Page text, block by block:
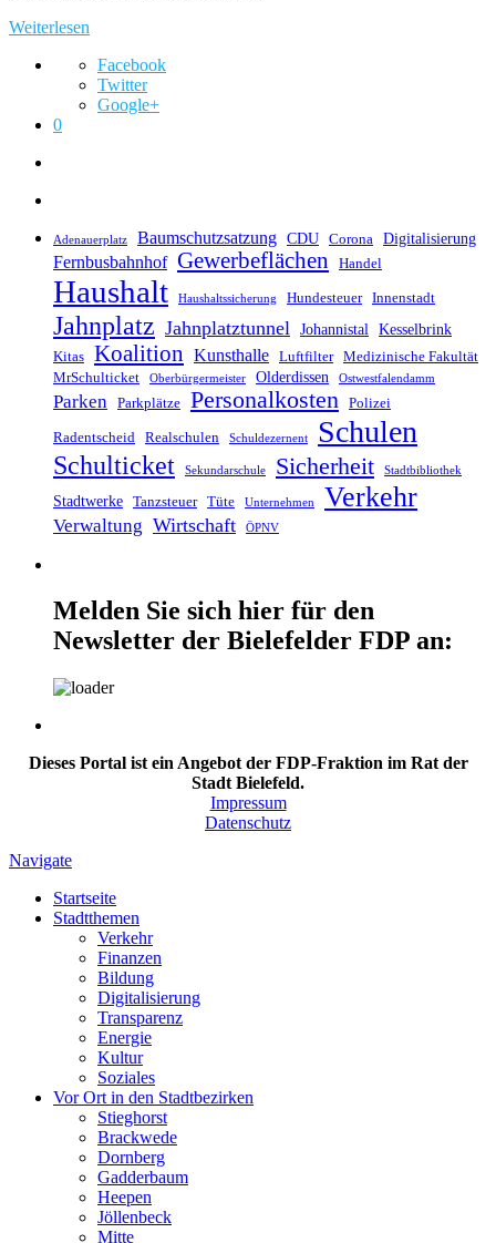
Weiterlesen
Facebook
Twitter
Google+
0
Adenauerplatz Baumschutzsatzung CDU Corona Digitalisierung
Fernbusbahnhof Gewerbeflächen Handel
Haushalt Haushaltssicherung Hundesteuer Innenstadt
Jahnplatz Jahnplatztunnel Johannistal Kesselbrink
Kitas Koalition Kunsthalle Luftfilter
Medizinische Fakultät
MrSchulticket
Oberbürgermeister Olderdissen Ostwestfalendamm
Parken Parkplätze Personalkosten Polizei
Radentscheid Realschulen Schuldezernent Schulen
Schulticket Sekundarschule Sicherheit Stadtbibliothek
Stadtwerke Tanzsteuer Tüte Unternehmen Verkehr
Verwaltung Wirtschaft ÖPNV
Melden Sie sich hier für den
Newsletter der Bielefelder FDP an:
Dieses Portal ist ein Angebot der FDP-Fraktion im Rat der
Stadt Bielefeld.
Impressum
Datenschutz
Navigate
Startseite
Stadtthemen
Verkehr
Finanzen
Bildung
Digitalisierung
Transparenz
Energie
Kultur
Soziales
Vor Ort in den Stadtbezirken
Stieghorst
Brackwede
Dornberg
Gadderbaum
Heepen
Jöllenbeck
Mitte